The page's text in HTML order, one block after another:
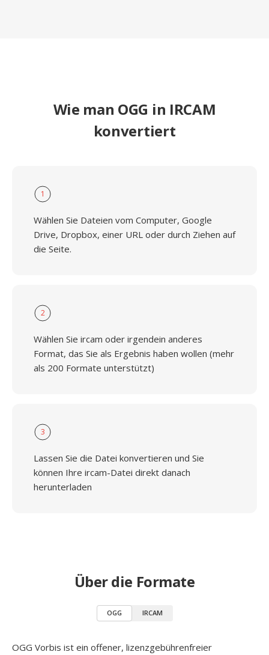
Wie man OGG in IRCAM
konvertiert
1
Wählen Sie Dateien vom Computer, Google
Drive, Dropbox, einer URL oder durch Ziehen auf
die Seite.
2
Wählen Sie ircam oder irgendein anderes
Format, das Sie als Ergebnis haben wollen (mehr
als 200 Formate unterstützt)
3
Lassen Sie die Datei konvertieren und Sie
können Ihre ircam-Datei direkt danach
herunterladen
Über die Formate
OGG IRCAM
OGG Vorbis ist ein offener, lizenzgebührenfreier